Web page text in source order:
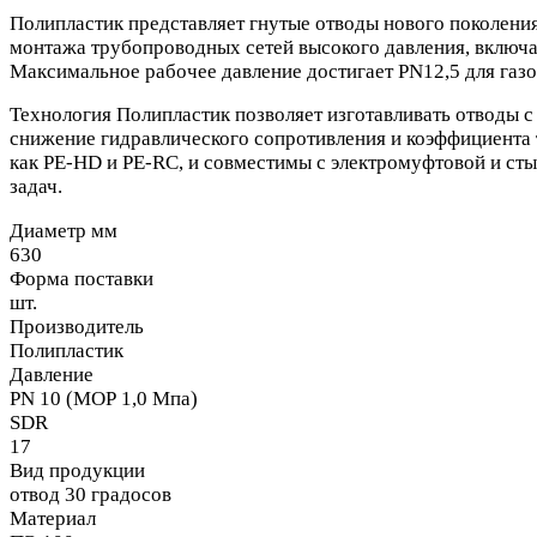
Полипластик представляет гнутые отводы нового
монтажа трубопроводных сетей высокого давления,
Максимальное рабочее давление достигает PN12,5 для
Технология Полипластик позволяет изготавливать
снижение гидравлического сопротивления и
как PE-HD и PE-RC, и совместимы с электромуфтовой и
задач.
Диаметр мм
630
Форма поставки
шт.
Производитель
Полипластик
Давление
PN 10 (МОР 1,0 Мпа)
SDR
17
Вид продукции
отвод 30 градосов
Материал